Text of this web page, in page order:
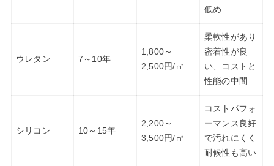
低め
ウレタン 7～10年
1,800～
2,500円/㎡
柔軟性があり
密着性が良
い、コストと
性能の中間
シリコン 10～15年
2,200～
3,500円/㎡
コストパフォ
ーマンス良好
で汚れにくく
耐候性も高い